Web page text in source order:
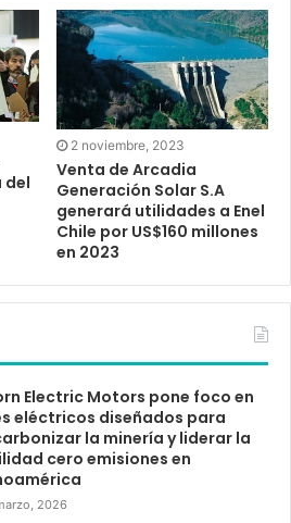
del
2 noviembre, 2023
Venta de Arcadia
Generación Solar S.A
generará utilidades a Enel
Chile por US$160 millones
en 2023
Electric Motors pone foco en
eléctricos diseñados para
la minería y liderar la
cero emisiones en
2026